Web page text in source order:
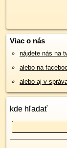
Viac o nás
nájdete nás na
alebo na
alebo aj v
kde hľadať